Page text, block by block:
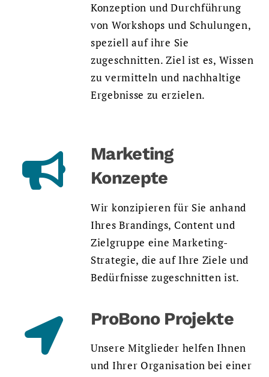
Konzeption und Durchführung
von Workshops und Schulungen,
speziell auf ihre Sie
zugeschnitten. Ziel ist es, Wissen
zu vermitteln und nachhaltige
Ergebnisse zu erzielen.
Marketing
Konzepte
Wir konzipieren für Sie anhand
Ihres Brandings, Content und
Zielgruppe eine Marketing-
Strategie, die auf Ihre Ziele und
Bedürfnisse zugeschnitten ist.
ProBono Projekte
Unsere Mitglieder helfen Ihnen
und Ihrer Organisation bei einer